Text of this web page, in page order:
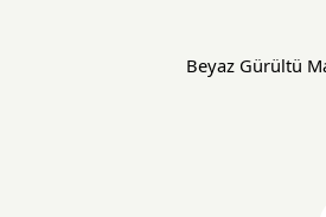
Beyaz Gürültü